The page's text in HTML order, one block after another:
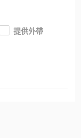
提供外帶